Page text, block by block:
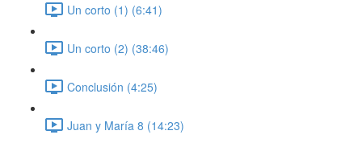
Un corto (1) (6:41)
Un corto (2) (38:46)
Conclusión (4:25)
Juan y María 8 (14:23)